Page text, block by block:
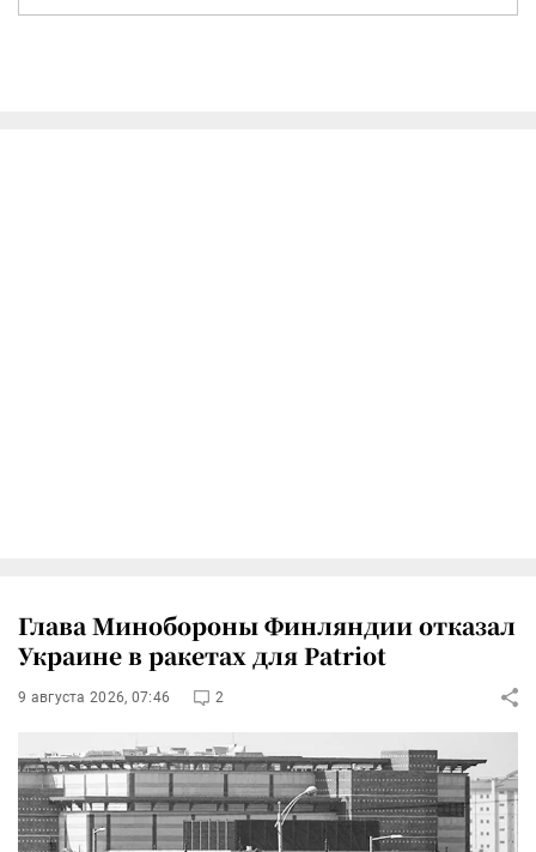
Глава Минобороны Финляндии отказал
Украине в ракетах для Patriot
9 августа 2026, 07:46 2